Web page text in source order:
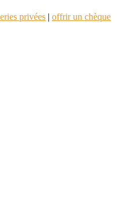
privées | offrir un chèque